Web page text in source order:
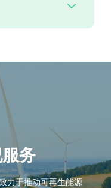
务
力于推动可再生能源